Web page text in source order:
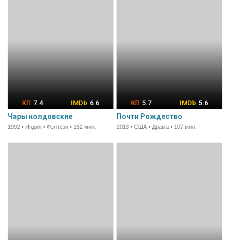
7.4 6.6
Чары колдовские
1992 • Индия • Фэнтези • 152 мин.
5.7 5.6
Почти Рождество
2013 • США • Драма • 107 мин.